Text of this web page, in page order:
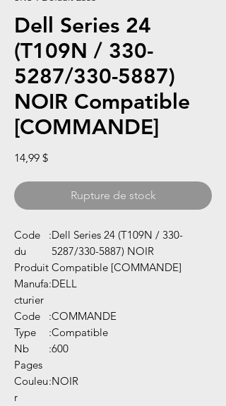
Dell Series 24
(T109N / 330-
5287/330-5887)
NOIR Compatible
[COMMANDE]
14,99 $Prix
Rupture de stock
Code
du
Produit
:Dell Series 24 (T109N / 330-
5287/330-5887) NOIR
Compatible [COMMANDE]
Manufa
cturier
:DELL
Code :COMMANDE
Type
:Compatible
Nb
Pages
:600
Couleu
r
:NOIR